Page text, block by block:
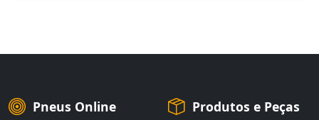
Pneus Online Produtos e Peças